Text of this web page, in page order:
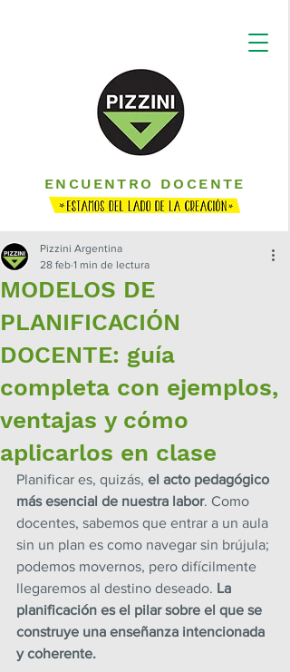
ENCUENTRO DOCENTE
MODELOS DE
PLANIFICACIÓN
DOCENTE: guía
completa con ejemplos,
ventajas y cómo
aplicarlos en clase
Pizzini Argentina
28 feb 1 min de lectura
Planificar es, quizás, el acto pedagógico
más esencial de nuestra labor. Como
docentes, sabemos que entrar a un aula
sin un plan es como navegar sin brújula;
podemos movernos, pero difícilmente
llegaremos al destino deseado. La
planificación es el pilar sobre el que se
construye una enseñanza intencionada
y coherente.